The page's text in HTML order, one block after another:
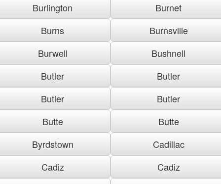
Burlington
Burnet
Burns
Burnsville
Burwell
Bushnell
Butler
Butler
Butler
Butler
Butte
Butte
Byrdstown
Cadillac
Cadiz
Cadiz